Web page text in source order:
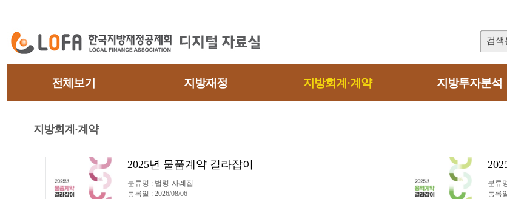
검색
전체보기 지방재정 지방회계·계약 지방투자분석
지방회계·계약
2025년 물품계약 길라잡이
분류명 : 법령·사례집
등록일 : 2026/08/06
분류
등록